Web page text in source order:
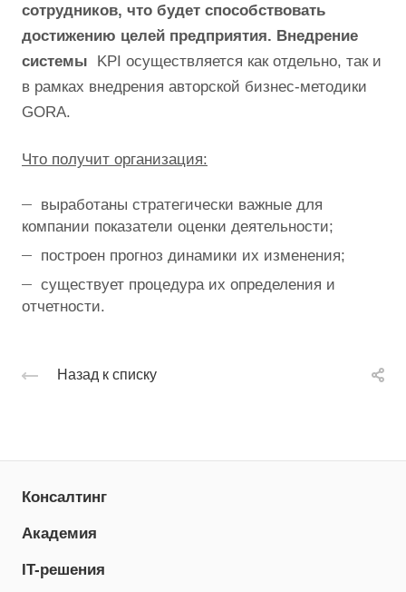
сотрудников, что будет способствовать
достижению целей предприятия. Внедрение
системы
KPI осуществляется как отдельно, так и
в рамках внедрения авторской бизнес-методики
GORA.
Что получит организация:
выработаны стратегически важные для
компании показатели оценки деятельности;
построен прогноз динамики их изменения;
существует процедура их определения и
отчетности.
Назад к списку
Консалтинг
Академия
IT-решения